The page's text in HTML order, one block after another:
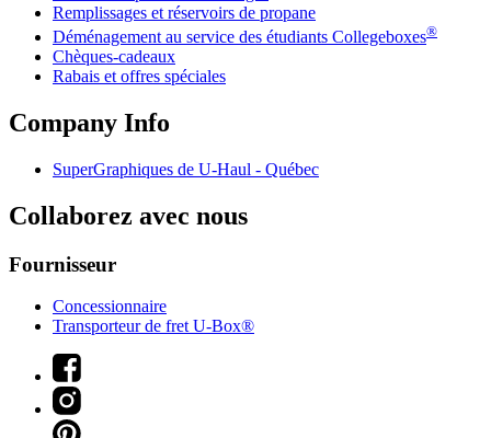
Remplissages et réservoirs de propane
Déménagement au service des étudiants Collegeboxes®
Chèques-cadeaux
Rabais et offres spéciales
Company Info
SuperGraphiques de U-Haul - Québec
Collaborez avec nous
Fournisseur
Concessionnaire
Transporteur de fret U-Box®